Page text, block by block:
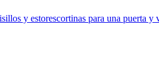
y estorescortinas para una puerta y